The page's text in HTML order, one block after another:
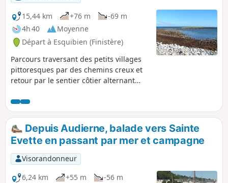
15,44 km
+76 m
-69 m
4h 40
Moyenne
Départ à Esquibien (Finistère)
Parcours traversant des petits villages
pittoresques par des chemins creux et
retour par le sentier côtier alternant
Depuis Audierne, balade vers Sainte
Evette en passant par mer et campagne
Visorandonneur
6,24 km
+55 m
-56 m